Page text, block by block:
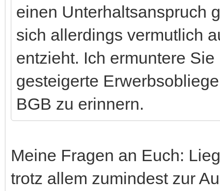
einen Unterhaltsanspruch
sich allerdings vermutlich
entzieht. Ich ermuntere
gesteigerte
BGB zu erinnern.
Meine Fragen an Euch:
trotz allem zumindest zur